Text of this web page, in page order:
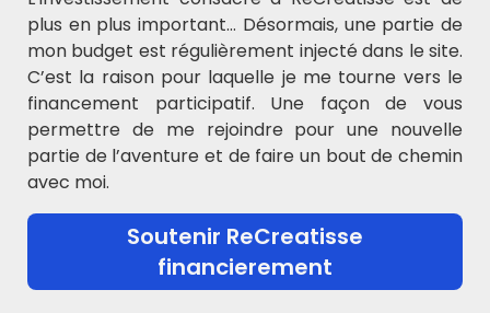
plus en plus important… Désormais, une partie de
mon budget est régulièrement injecté dans le site.
C’est la raison pour laquelle je me tourne vers le
financement participatif. Une façon de vous
permettre de me rejoindre pour une nouvelle
partie de l’aventure et de faire un bout de chemin
avec moi.
Soutenir ReCreatisse
financierement